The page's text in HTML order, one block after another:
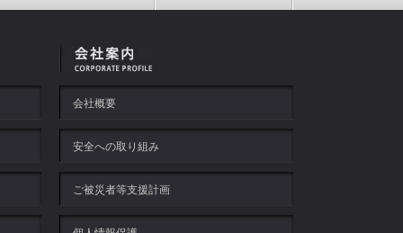
会社概要
安全への取り組み
ご被災者等支援計画